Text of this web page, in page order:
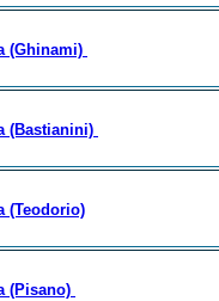
(Ghinami)
(Bastianini)
(Teodorio)
(Pisano)